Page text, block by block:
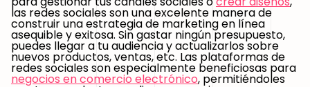
las redes sociales son una excelente manera de
construir una estrategia de marketing en línea
asequible y exitosa. Sin gastar ningún presupuesto,
puedes llegar a tu audiencia y actualizarlos sobre
nuevos productos, ventas, etc. Las plataformas de
redes sociales son especialmente beneficiosas para
negocios en comercio electrónico, permitiéndoles